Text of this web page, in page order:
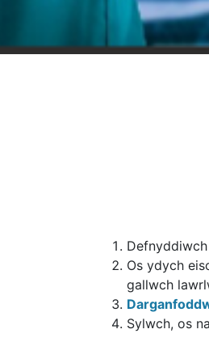
Os ydych
gallwch
Sylwch, os